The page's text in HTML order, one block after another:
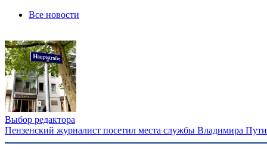
Все новости
Выбор редактора
Пензенский журналист посетил места службы Владимира